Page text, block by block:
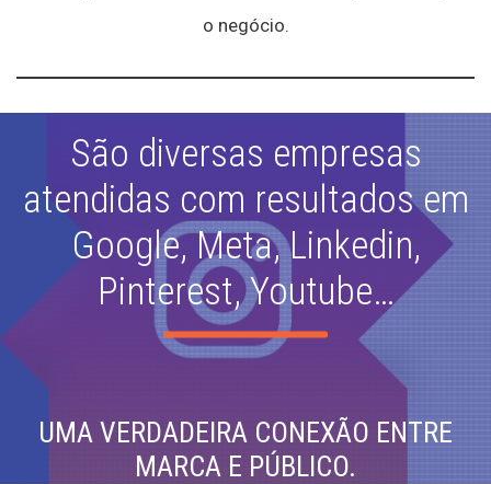
o negócio.
São diversas empresas
atendidas com resultados em
Google, Meta, Linkedin,
Pinterest, Youtube…
UMA VERDADEIRA CONEXÃO ENTRE
MARCA E PÚBLICO.